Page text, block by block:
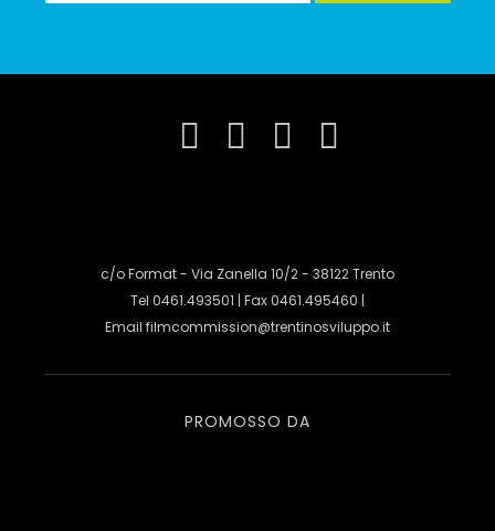
c/o Format - Via Zanella 10/2 - 38122 Trento
Tel 0461.493501 | Fax 0461.495460 |
Email filmcommission@trentinosviluppo.it
PROMOSSO DA